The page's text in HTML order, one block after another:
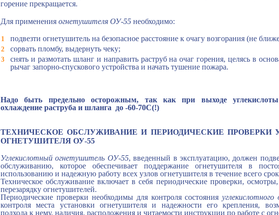
горение прекращается.
Для применения огнетушителя ОУ-55 необходимо:
подвезти огнетушитель на безопасное расстояние к очагу возгорания (не
сорвать пломбу, выдернуть чеку;
снять и размотать шланг и направить раструб на очаг горения, целясь в
рычаг запорно-спускового устройства и начать тушение пожара.
Надо быть предельно осторожным, так как при выходе углекислоты
охлаждение раструба и шланга до -60-70С(!)
ТЕХНИЧЕСКОЕ ОБСЛУЖИВАНИЕ И ПЕРИОДИЧЕСКИЕ ПРОВЕРКИ
ОГНЕТУШИТЕЛЯ ОУ-55
Углекислотный огнетушитель ОУ-55, введенный в эксплуатацию, должен
обслуживанию, которое обеспечивает поддержание огнетушителя в
использованию и надежную работу всех узлов огнетушителя в течение всего
Техническое обслуживание включает в себя периодические проверки,
перезарядку огнетушителей.
Периодические проверки необходимы для контроля состояния
контроля места установки огнетушителя и надежности его крепления,
подхода к нему, наличия, расположения и читаемости инструкции по работе с